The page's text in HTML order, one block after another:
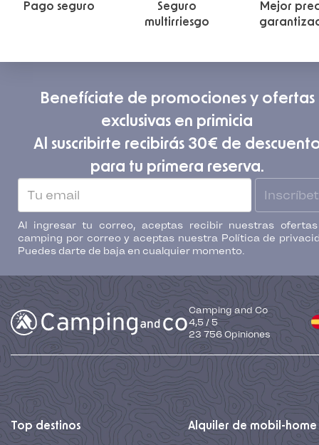
Pago seguro
Seguro
multirriesgo
Mejor
Benefíciate de promociones y ofertas
exclusivas en primicia
Al suscribirte recibirás 30€ de
para tu primera reserva.
Al ingresar tu correo, aceptas recibir nuestras
camping por correo y aceptas nuestra Política de
Puedes darte de baja en cualquier momento.
Camping and Co
4,5 / 5
23 756 Opiniones
Top destinos Alquiler de mobil-home